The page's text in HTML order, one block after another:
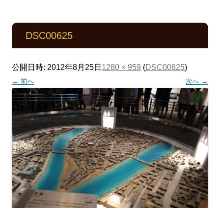
DSC00625
公開日時: 2012年8月25日 1280 × 959 (DSC00625)
← 前へ 次へ →